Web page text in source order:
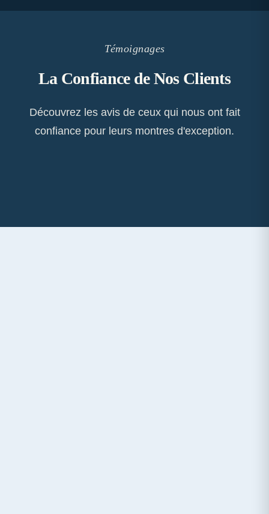
Témoignages
La Confiance de Nos Clients
Découvrez les avis de ceux qui nous ont fait
confiance pour leurs montres d'exception.